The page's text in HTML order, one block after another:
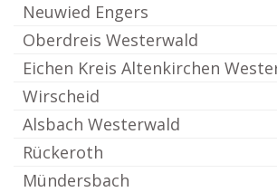
Neuwied Engers
Oberdreis Westerwald
Eichen Kreis Altenkirchen
Wirscheid
Alsbach Westerwald
Rückeroth
Mündersbach